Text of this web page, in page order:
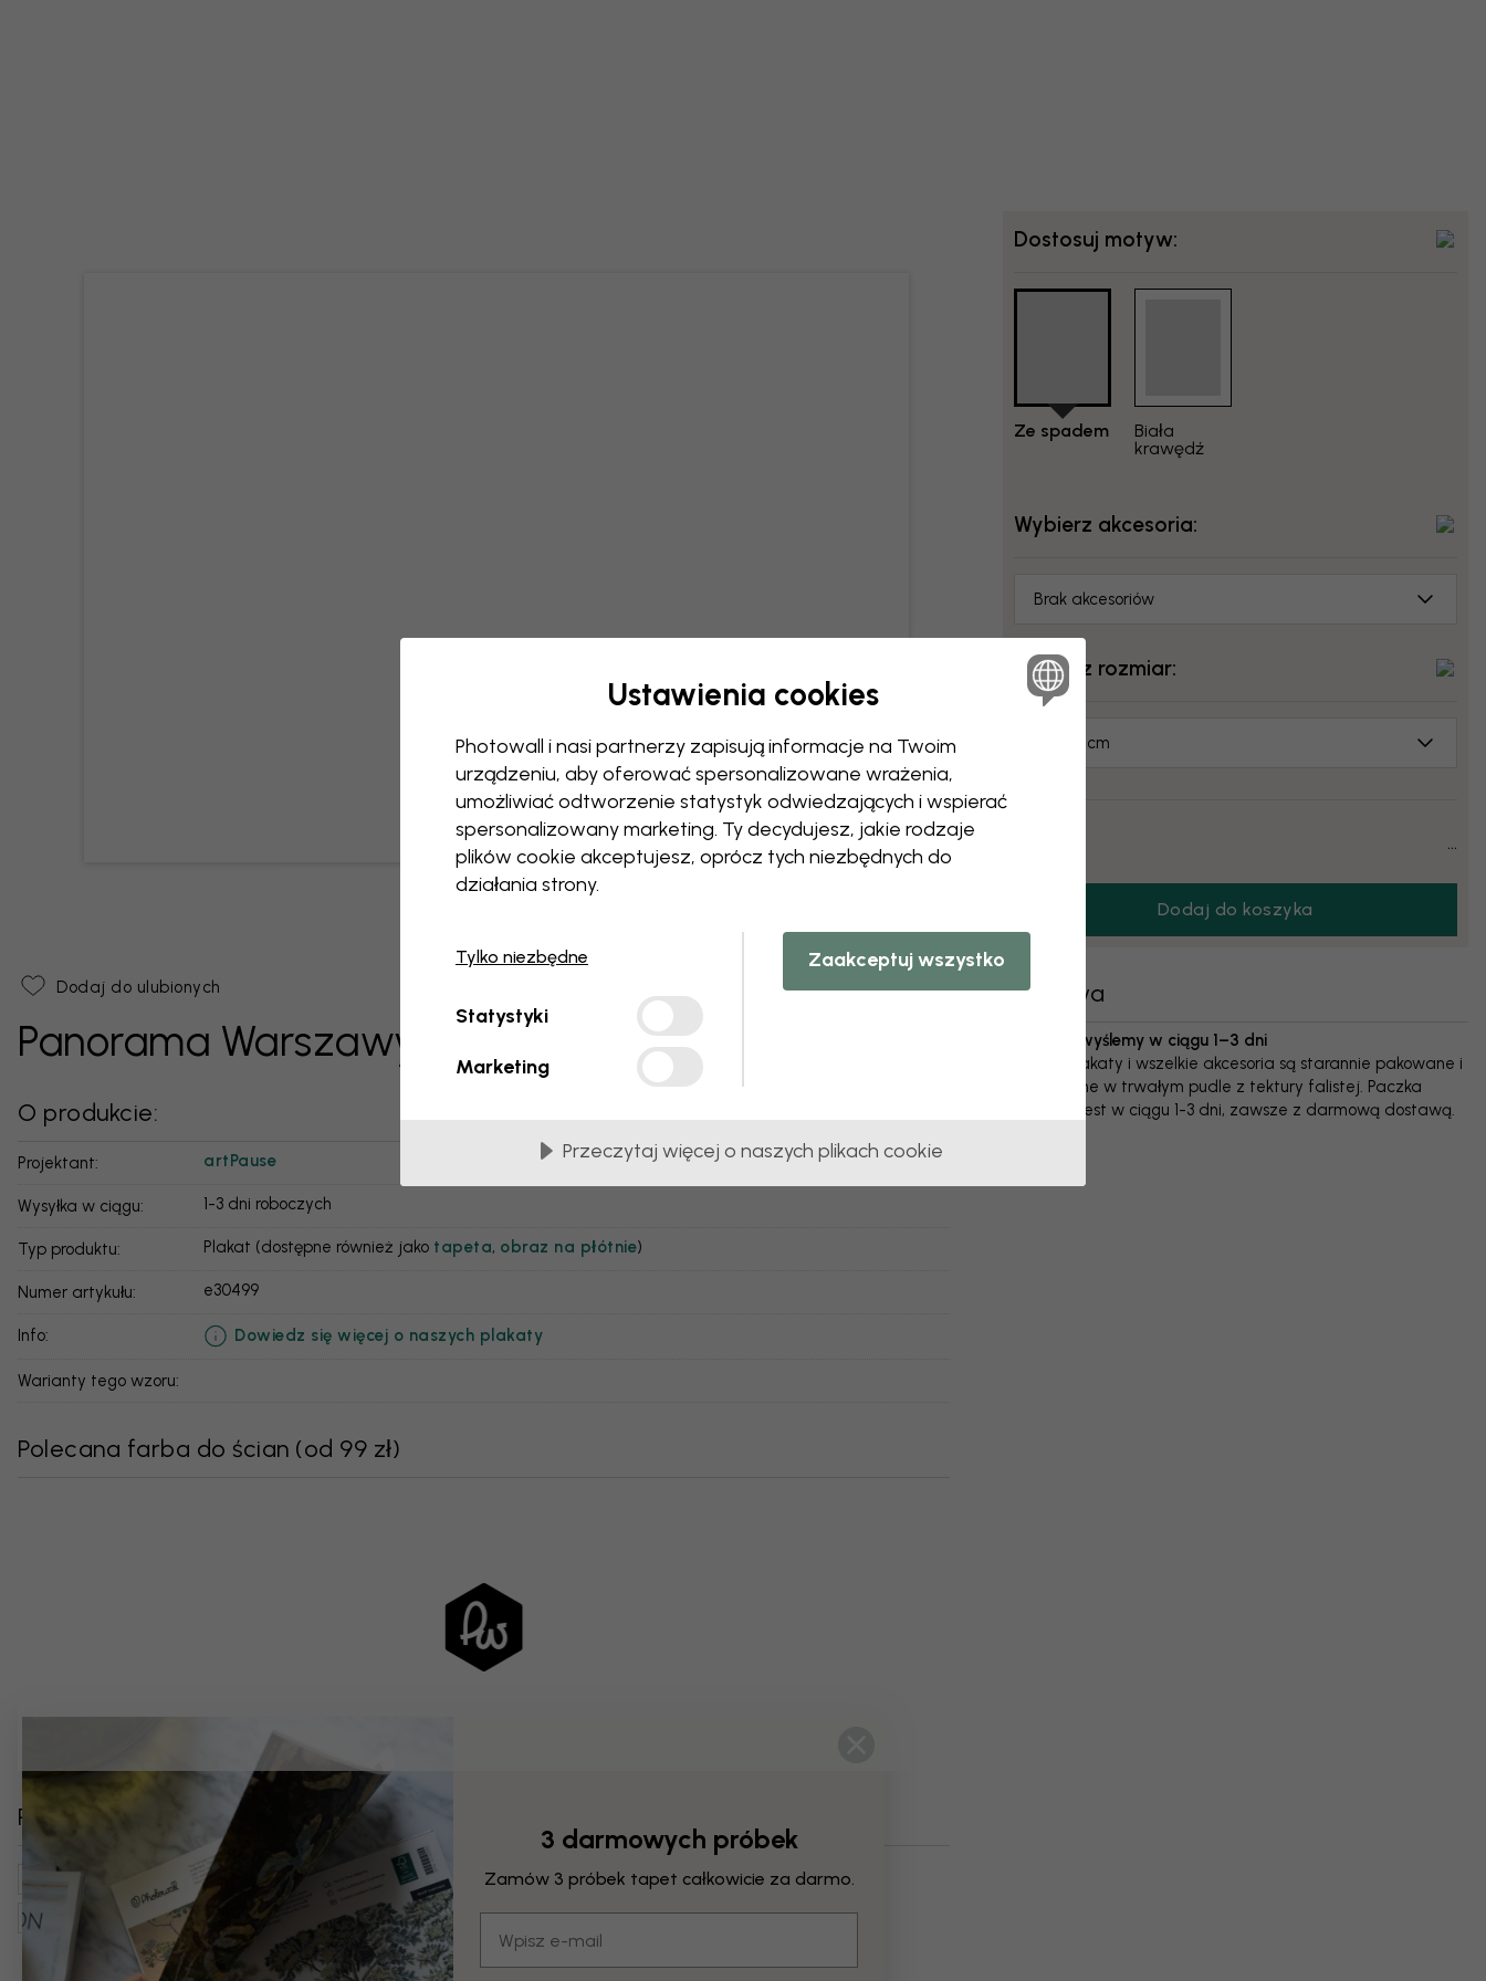
Dostosuj motyw:
Ze spadem
Biała
krawędź
Wybierz akcesoria:
Brak akcesoriów
Wybierz rozmiar:
70x50 cm
...
Dodaj do koszyka
Dodaj do ulubionych
Panorama Warszawy, czarno-biała
O produkcie:
Projektant: artPause
Wysyłka w ciągu: 1-3 dni roboczych
Typ produktu: Plakat (dostępne również jako tapeta, obraz na płótnie)
Numer artykułu: e30499
info: Dowiedz się więcej o naszych plakaty
Warianty tego wzoru:
Polecana farba do ścian (od 99 zł)
Powiązane kategorie
Mapy, Flagi I Miejsca Miejsca Warszawa
Typy Budynków I Detale Architektoniczne
Sztuka I Design
Grafiki Ilustracje Czerń I Biel
Dostawa
Przesyłkę wyślemy w ciągu 1–3 dni
Kupione plakaty i wszelkie akcesoria są starannie pakowane i
dostarczane w trwałym pudle z tektury falistej. Paczka
wysyłana jest w ciągu 1-3 dni, zawsze z darmową dostawą.
Ustawienia cookies
Photowall i nasi partnerzy zapisują informacje na Twoim
urządzeniu, aby oferować spersonalizowane wrażenia,
umożliwiać odtworzenie statystyk odwiedzających i wspierać
spersonalizowany marketing. Ty decydujesz, jakie rodzaje
plików cookie akceptujesz, oprócz tych niezbędnych do
działania strony.
Tylko niezbędne
Statystyki
Marketing
Zaakceptuj wszystko
Przeczytaj więcej o naszych plikach cookie
3 darmowych próbek
Zamów 3 próbek tapet całkowicie za darmo.